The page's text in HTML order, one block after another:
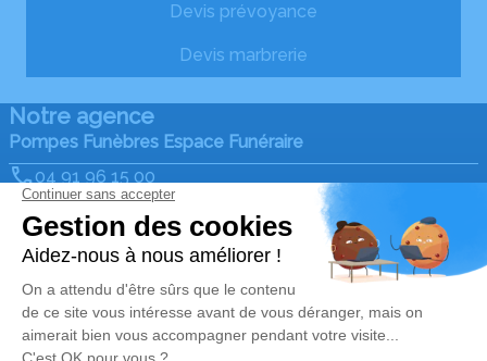
Devis prévoyance
Devis marbrerie
Notre agence
Pompes Funèbres Espace Funéraire
04 91 96 15 00
efuneraire@gmail.com
28, Avenue de Saint Antoine - 13015 - Marseille
4.9/5 - 342 avis
Nos Services
Organiser des obsèques
Monuments funéraires
Liens utiles
Avis de décès
Demande de rendez-vous